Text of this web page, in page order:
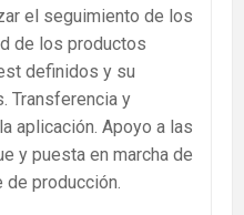
el seguimiento de los
de los productos
definidos y su
Transferencia y
aplicación. Apoyo a las
y puesta en marcha de
producción.